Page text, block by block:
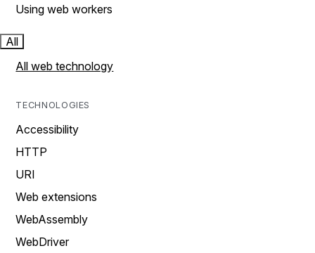
Using web workers
All
All web technology
TECHNOLOGIES
Accessibility
HTTP
URI
Web extensions
WebAssembly
WebDriver